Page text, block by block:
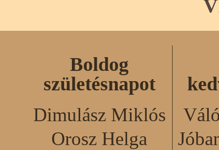
Boldog
születésnapot
Dimulász Miklós
Orosz Helga